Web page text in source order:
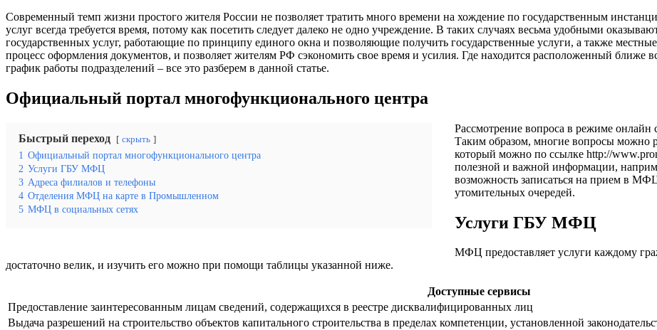
Современный темп жизни простого жителя России не позволяет тратить много времени на хождение по государственным
услуг всегда требуется время, потому как посетить следует далеко не одно учреждение. В таких случаях весьма удобными
государственных услуг, работающие по принципу единого окна и позволяющие получить государственные услуги, а также
процесс оформления документов, и позволяет жителям РФ сэкономить свое время и усилия. Где находится расположенный ближе
график работы подразделений – все это разберем в данной статье.
Официальный портал многофункционального центра
Быстрый переход скрыть
1 Официальный портал многофункционального центра
2 Услуги ГБУ МФЦ
3 Адреса филиалов и телефоны
4 Отделения МФЦ на карте в Промышленном
5 МФЦ в социальных сетях
Рассмотрение вопроса в режиме онлайн
Таким образом, многие вопросы можно
который можно по ссылке http://
полезной и важной информации,
возможность записаться на прием в
утомительных очередей.
Услуги ГБУ МФЦ
МФЦ предоставляет услуги каждому
достаточно велик, и изучить его можно при помощи таблицы указанной ниже.
Доступные сервисы
Предоставление заинтересованным лицам сведений, содержащихся в реестре дисквалифицированных лиц
Выдача разрешений на строительство объектов капитального строительства в пределах компетенции, установленной